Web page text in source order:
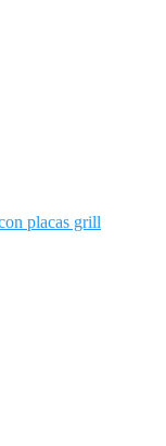
placas grill